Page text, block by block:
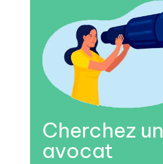
Cherchez un
avocat